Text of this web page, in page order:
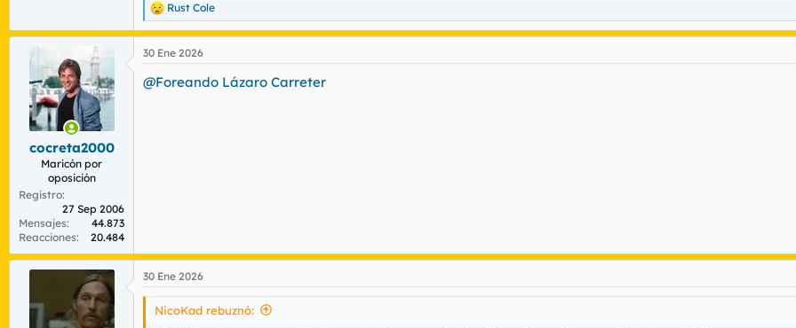
R
e
c
i
Rust Cole
cocreta2000
Maricón por
oposición
Registro
27 Sep 2006
Mensajes
44.873
Reacciones
20.484
30 Ene 2026
@Foreando Lázaro Carreter
30 Ene 2026
NicoKad rebuznó: